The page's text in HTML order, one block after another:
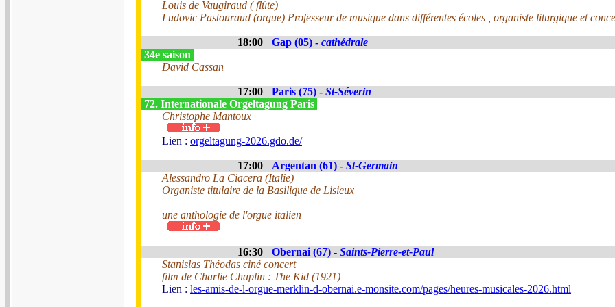
Louis de Vaugiraud ( flûte)
Ludovic Pastouraud (orgue) Professeur de musique dans différentes écoles , organiste liturgique et
18:00 Gap (05) - cathédrale
34e saison
David Cassan
17:00 Paris (75) - St-Séverin
72. Internationale Orgeltagung Paris
Christophe Mantoux
Lien : orgeltagung-2026.gdo.de/
17:00 Argentan (61) - St-Germain
Alessandro La Ciacera (Italie)
Organiste titulaire de la Basilique de Lisieux
une anthologie de l'orgue italien
16:30 Obernai (67) - Saints-Pierre-et-Paul
Stanislas Théodas ciné concert
film de Charlie Chaplin : The Kid (1921)
Lien : les-amis-de-l-orgue-merklin-d-obernai.e-monsite.com/pages/heures-musicales-2026.html